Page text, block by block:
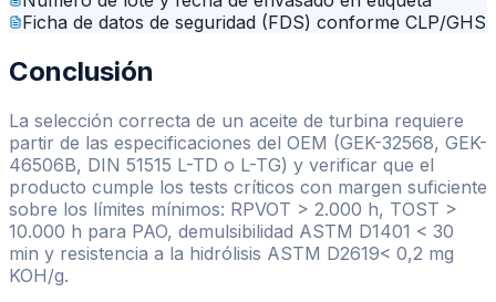
Ficha de datos de seguridad (FDS) conforme CLP/GHS
Conclusión
La selección correcta de un aceite de turbina requiere
partir de las especificaciones del OEM (GEK-32568, GEK-
46506B, DIN 51515 L-TD o L-TG) y verificar que el
producto cumple los tests críticos con margen suficiente
sobre los límites mínimos: RPVOT > 2.000 h, TOST >
10.000 h para PAO, demulsibilidad ASTM D1401 < 30
min y resistencia a la hidrólisis ASTM D2619< 0,2 mg
KOH/g.